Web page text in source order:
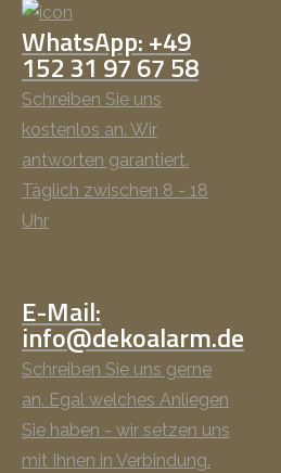
WhatsApp: +49
152 31 97 67 58
Schreiben Sie uns
kostenlos an. Wir
antworten garantiert.
Täglich zwischen 8 - 18
Uhr
E-Mail:
info@dekoalarm.de
Schreiben Sie uns gerne
an. Egal welches Anliegen
Sie haben - wir setzen uns
mit Ihnen in Verbindung.